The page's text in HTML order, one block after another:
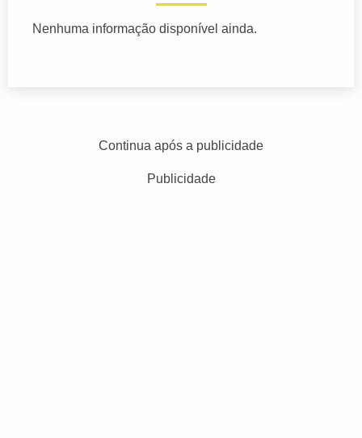
Nenhuma informação disponível ainda.
Continua após a publicidade
Publicidade